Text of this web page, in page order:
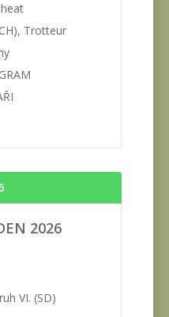
Trotteur
2026
VI. (SD)